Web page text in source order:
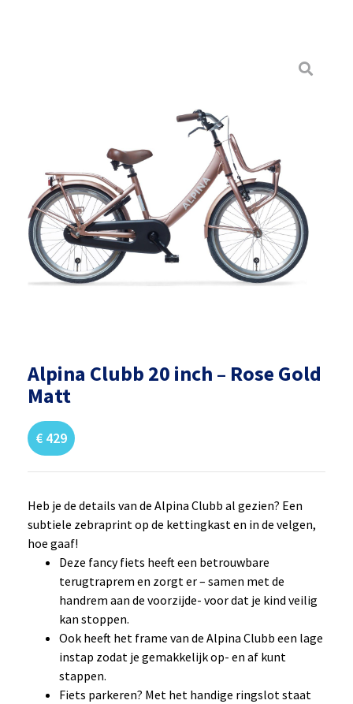
Alpina Clubb 20 inch – Rose Gold
Matt
€ 429
Heb je de details van de Alpina Clubb al gezien? Een
subtiele zebraprint op de kettingkast en in de velgen,
hoe gaaf!
Deze fancy fiets heeft een betrouwbare
terugtraprem en zorgt er – samen met de
handrem aan de voorzijde- voor dat je kind veilig
kan stoppen.
Ook heeft het frame van de Alpina Clubb een lage
instap zodat je gemakkelijk op- en af kunt
stappen.
Fiets parkeren? Met het handige ringslot staat